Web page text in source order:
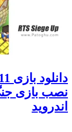
نصب بازی
اندروید